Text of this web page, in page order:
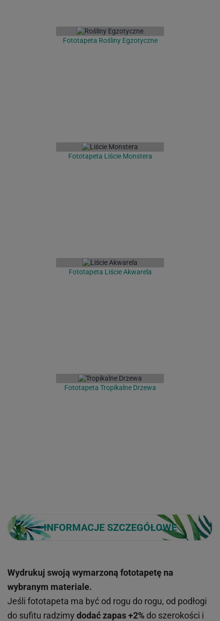
Fototapeta Rośliny Egzotyczne
Fototapeta Liście Monstera
Fototapeta Liście Akwarela
Fototapeta Tropikalne Drzewa
INFORMACJE SZCZEGÓŁOWE
Wydrukuj swoją wymarzoną fototapetę na
wybranym materiale.
Jeśli fototapeta ma być od rogu do rogu, od podłogi
do sufitu radzimy dodać zapas +2% do szerokości i